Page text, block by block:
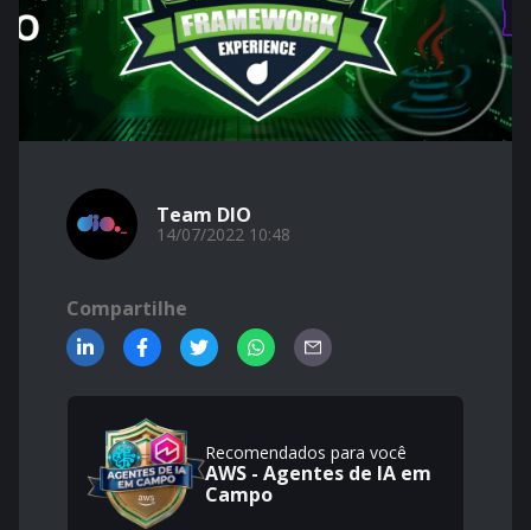
Team DIO
14/07/2022 10:48
Compartilhe
Recomendados para você
AWS - Agentes de IA em
Campo